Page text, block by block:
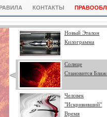
КОНТАКТЫ
Новый Эталон
Килограмма
Солнце
Становится
Человек
"Искрививший"
Время